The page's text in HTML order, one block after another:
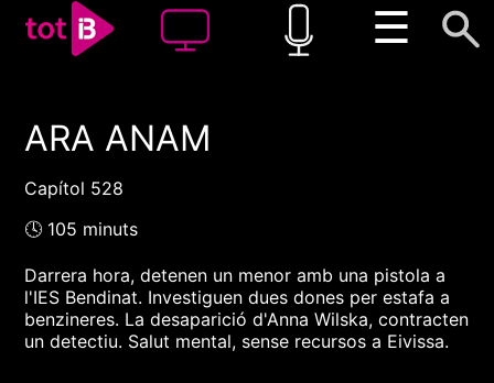
☰
00:00 00:00
ARA ANAM
Capítol 528
🕓 105 minuts
Darrera hora, detenen un menor amb una pistola a
l'IES Bendinat. Investiguen dues dones per estafa a
benzineres. La desaparició d'Anna Wilska, contracten
un detectiu. Salut mental, sense recursos a Eivissa.